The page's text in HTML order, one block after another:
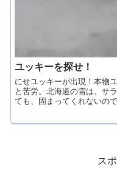
ユッキーを探せ！
にせユッキーが出現！本物
と苦労。北海道の雪は、サ
ても、固まってくれないの
ス